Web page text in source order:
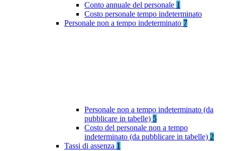
Conto annuale del personale 1
Costo personale tempo indeterminato
Personale non a tempo indeterminato 7
Personale non a tempo indeterminato (da
pubblicare in tabelle) 5
Costo del personale non a tempo
indeterminato (da pubblicare in tabelle) 2
Tassi di assenza 1